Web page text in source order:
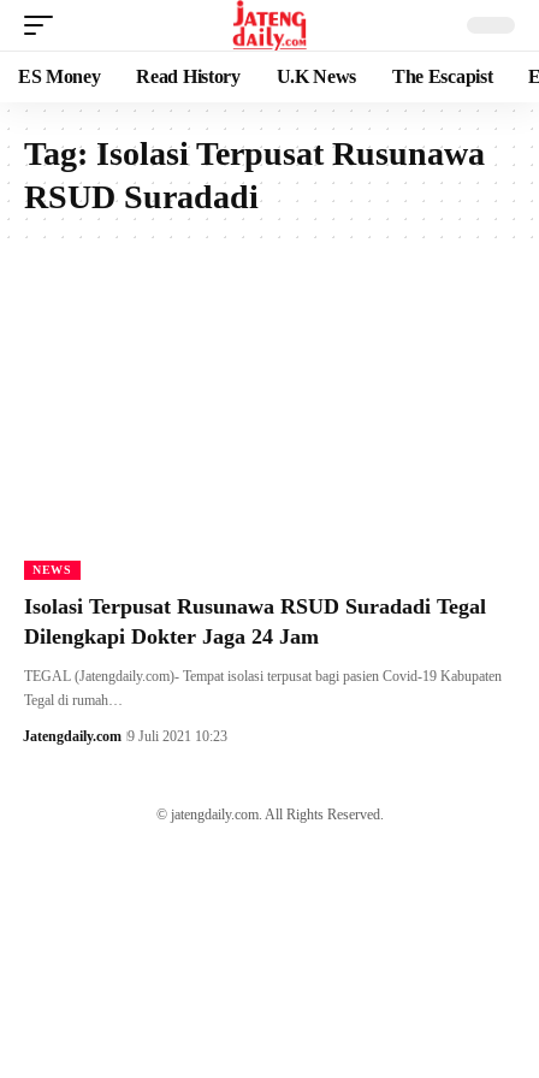
ES Money Read History U.K News The Escapist
Tag: Isolasi Terpusat Rusunawa
RSUD Suradadi
NEWS
Isolasi Terpusat Rusunawa RSUD Suradadi Tegal
Dilengkapi Dokter Jaga 24 Jam
TEGAL (Jatengdaily.com)- Tempat isolasi terpusat bagi pasien Covid-19 Kabupaten
Tegal di rumah…
Jatengdaily.com 9 Juli 2021 10:23
© jatengdaily.com. All Rights Reserved.